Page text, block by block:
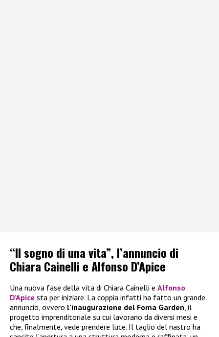
“Il sogno di una vita”, l’annuncio di
Chiara Cainelli e Alfonso D’Apice
Una nuova fase della vita di Chiara Cainelli e Alfonso
D’Apice sta per iniziare. La coppia infatti ha fatto un grande
annuncio, ovvero l’inaugurazione del Foma Garden , il
progetto imprenditoriale su cui lavorano da diversi mesi e
che, finalmente, vede prendere luce. Il taglio del nastro ha